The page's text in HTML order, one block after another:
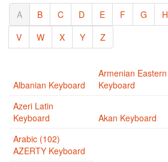
A B C D E F G H
V
W X Y Z
Albanian Keyboard
Armenian Eastern
Keyboard
Azeri Latin
Keyboard
Akan Keyboard
Arabic (102)
AZERTY Keyboard